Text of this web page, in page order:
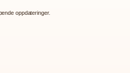
oppdateringer.